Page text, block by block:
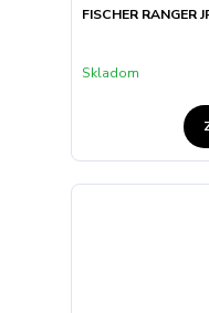
FISCHER RANGER
Skladom